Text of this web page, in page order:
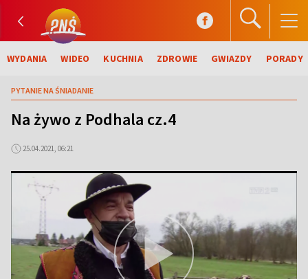
WYDANIA WIDEO KUCHNIA ZDROWIE GWIAZDY PORADY
PYTANIE NA ŚNIADANIE
Na żywo z Podhala cz.4
25.04.2021, 06:21